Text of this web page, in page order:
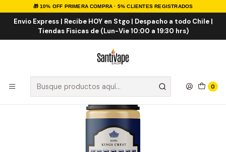
🎁 10% OFF PRIMERA COMPRA · 5% CLIENTES REGISTRADOS
Envio Express | Recibe HOY en Stgo | Despacho a todo Chile |
Tiendas Fisicas de (Lun-Vie 10:00 a 19:30 hrs)
0
Inicio E-LIQUID IMPORTADOS
Kings Crest Tobacco VCT ICE 120ml